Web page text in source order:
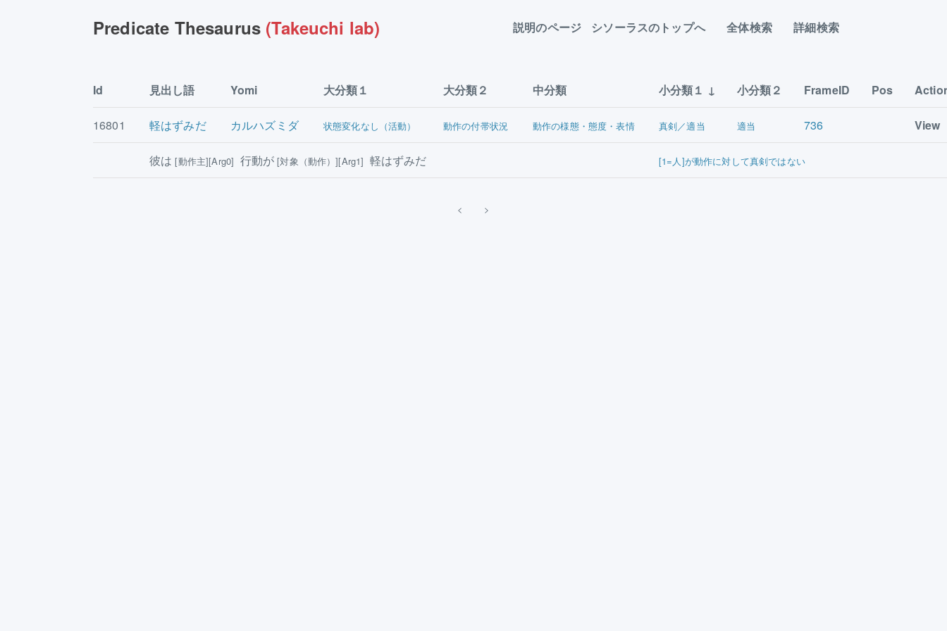
Predicate Thesaurus (Takeuchi lab) 説明のページ シソーラスのトップへ 全体検索 詳細検索
Id 見出し語 Yomi 大分類１ 大分類２ 中分類 小分類１ 小分類２ FrameID Pos
16801 軽はずみだ カルハズミダ 状態変化なし（活動） 動作の付帯状況 動作の様態・態度・表情 真剣／適当 適当 736 View
彼は[動作主][Arg0] 行動が[対象（動作）][Arg1] 軽はずみだ [1=人]が動作に対して真剣ではない
< >